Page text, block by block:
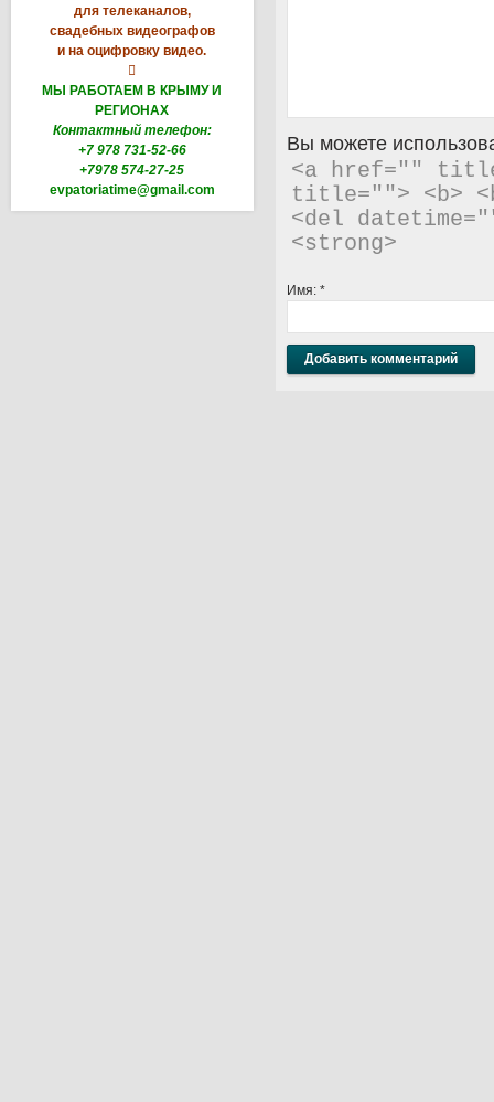
для телеканалов,
свадебных видеографов
и на оцифровку видео.

МЫ РАБОТАЕМ В КРЫМУ И
РЕГИОНАХ
Контактный телефон:
+7 978 731-52-66
+7978 574-27-25
evpatoriatime@gmail.com
Вы можете
<a href=""
title=""> <b>
<del
<strong>
Имя: *